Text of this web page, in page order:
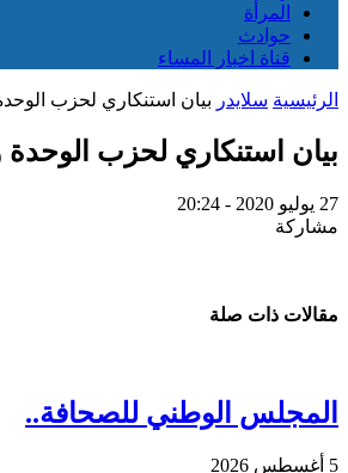
المرأة
حوادث
قناة اخبار المساء
الرئيسية سلايدر بيان استنكاري لحزب
بيان استنكاري لحزب الوحدة
27 يوليو 2020 - 20:24
مشاركة
مقالات ذات صلة
المجلس الوطني للصحافة..
5 أغسطس 2026